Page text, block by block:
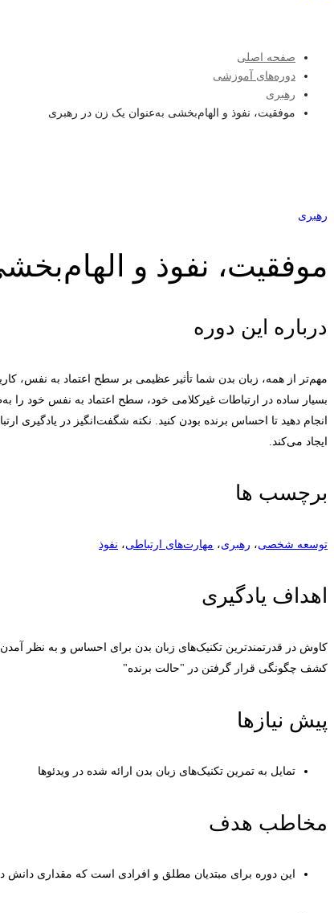
صفحه اصلی
دوره‌های آموزشی
رهبری
موفقیت، نفوذ و الهام‌بخشی به‌عنوان یک زن در رهبری
رهبری
موفقیت، نفوذ و
درباره این دوره
مهم‌تر از همه، زبان بدن شما تأثیر عظیمی بر سطح اعتماد به نفس،
بسیار ساده در ارتباطات غیرکلامی خود، سطح اعتماد به نفس خود را
انجام دهید تا احساس برنده بودن کنید. نکته شگفت‌انگیز در یادگیری
ایجاد می‌کند.
برچسب ها
توسعه شخصی، رهبری، مهارت‌های ارتباطی، نفوذ
اهداف یادگیری
کاوش در قدرتمندترین تکنیک‌های زبان بدن برای احساس و به نظر آمدن
کشف چگونگی قرار گرفتن در "حالت برنده"
پیش نیازها
تمایل به تمرین تکنیک‌های زبان بدن ارائه شده در ویدئوها
مخاطب هدف
این دوره برای مبتدیان مطلق و افرادی است که مقداری دانش